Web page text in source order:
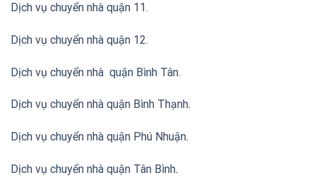
Dịch vụ chuyển nhà quận 11.
Dịch vụ chuyển nhà quận 12.
Dịch vụ chuyển nhà quận Bình Tân.
Dịch vụ chuyển nhà quận Bình Thạnh.
Dịch vụ chuyển nhà quận Phú Nhuận.
Dịch vụ chuyển nhà quận Tân Bình.